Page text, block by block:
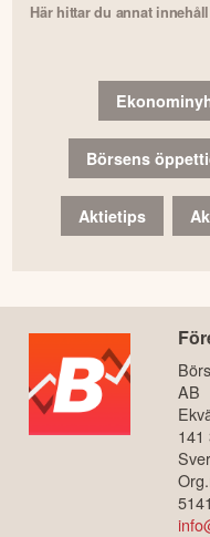
Här hittar du annat
Börsens
Aktietips
AB
141
5141